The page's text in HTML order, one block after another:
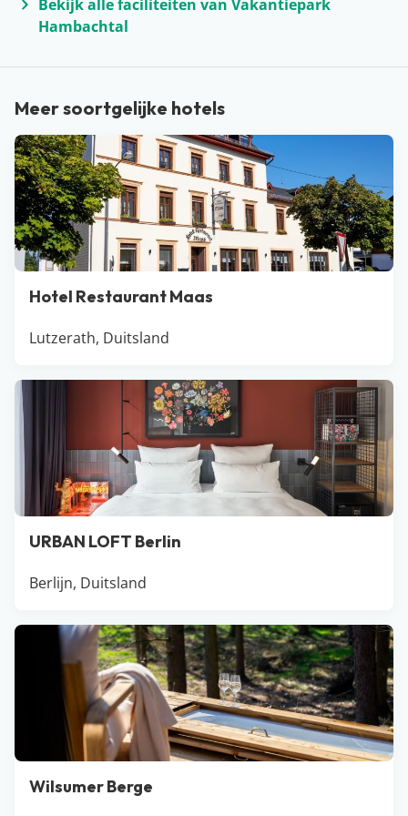
Bekijk alle faciliteiten van Vakantiepark
Hambachtal
Meer soortgelijke hotels
Hotel Restaurant Maas
Lutzerath, Duitsland
URBAN LOFT Berlin
Berlijn, Duitsland
Wilsumer Berge